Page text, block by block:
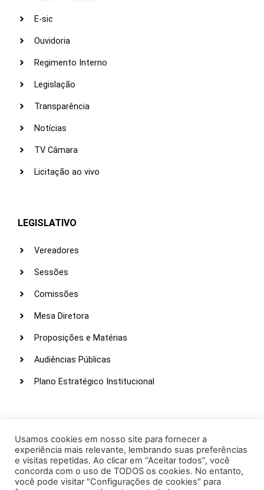
E-sic
Ouvidoria
Regimento Interno
Legislação
Transparência
Notícias
TV Câmara
Licitação ao vivo
LEGISLATIVO
Vereadores
Sessões
Comissões
Mesa Diretora
Proposições e Matérias
Audiências Públicas
Plano Estratégico Institucional
Webmail
Intranet
Administração
Usamos cookies em nosso site para fornecer a
experiência mais relevante, lembrando suas preferências
e visitas repetidas. Ao clicar em “Aceitar todos”, você
concorda com o uso de TODOS os cookies. No entanto,
você pode visitar "Configurações de cookies" para